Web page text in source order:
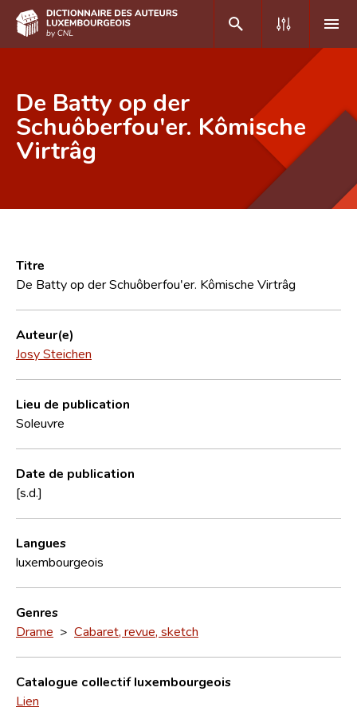
DE FR
Accueil
Recherche avancée
CNL
Équipe scientifique
Contact
De Batty op der
Schuôberfou'er. Kômische
Virtrâg
Titre
De Batty op der Schuôberfou'er. Kômische Virtrâg
Auteur(e)
Josy Steichen
Lieu de publication
Soleuvre
Date de publication
[s.d.]
Langues
luxembourgeois
Genres
Drame > Cabaret, revue, sketch
Catalogue collectif luxembourgeois
Lien